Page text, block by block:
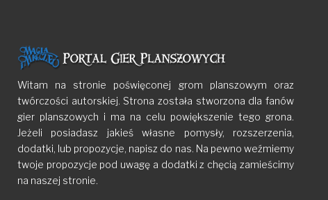
Witam na stronie poświęconej grom planszowym oraz
twórczości autorskiej. Strona została stworzona dla fanów
gier planszowych i ma na celu powiększenie tego grona.
Jeżeli posiadasz jakieś własne pomysły, rozszerzenia,
dodatki, lub propozycje, napisz do nas. Na pewno weźmiemy
twoje propozycje pod uwagę a dodatki z chęcią zamieścimy
na naszej stronie.